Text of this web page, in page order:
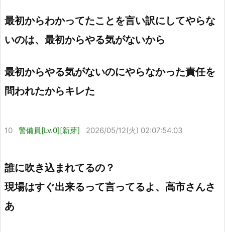
最初からわかってたことを言い訳にしてやらな
いのは、最初からやる気がないから
最初からやる気がないのにやらなかった責任を
問われたからキレた
10 警備員[Lv.0][新芽] 2026/05/12(火) 02:07:54.03
誰に吹き込まれてるの？
現場はすぐ出来るって言ってるよ、高市さんさ
あ